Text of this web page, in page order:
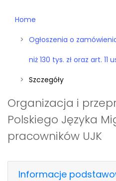
Home
Ogłoszenia o
niż 130 tys. zł oraz art. 11
Szczegóły
Organizacja i
Polskiego Języka
pracowników UJK
Informacje